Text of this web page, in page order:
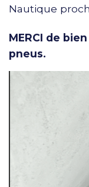
Nautique
MERCI de
pneus.